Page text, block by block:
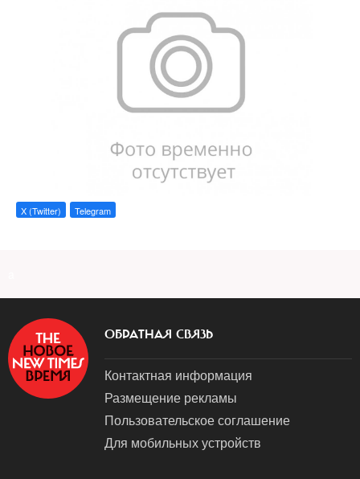
X (Twitter) Telegram
ОБРАТНАЯ СВЯЗЬ
Контактная информация
Размещение рекламы
Пользовательское соглашение
Для мобильных устройств